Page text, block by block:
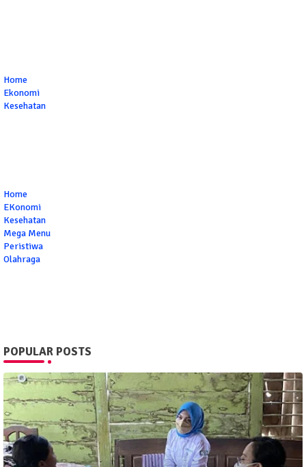
Home
Ekonomi
Kesehatan
Home
EKonomi
Kesehatan
Mega Menu
Peristiwa
Olahraga
POPULAR POSTS